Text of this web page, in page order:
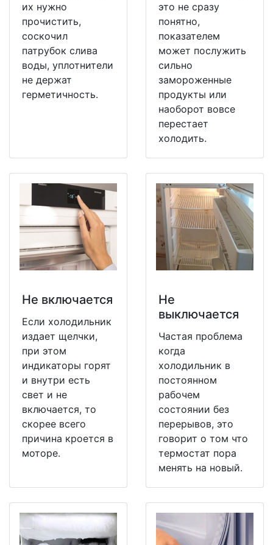
их нужно
прочистить,
соскочил
патрубок слива
воды, уплотнители
не держат
герметичность.
это не сразу
понятно,
показателем
может послужить
сильно
замороженные
продукты или
наоборот вовсе
перестает
холодить.
Не включается
Если холодильник
издает щелчки,
при этом
индикаторы горят
и внутри есть
свет и не
включается, то
скорее всего
причина кроется в
моторе.
Не
выключается
Частая проблема
когда
холодильник в
постоянном
рабочем
состоянии без
перерывов, это
говорит о том что
термостат пора
менять на новый.